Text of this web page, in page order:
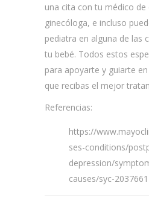
una cita con tu médico de
ginecóloga, e incluso
pediatra en alguna de las
tu bebé. Todos estos
para apoyarte y guiarte
que recibas el mejor
Referencias:
https://
ses-conditions/
depression/
causes/syc-